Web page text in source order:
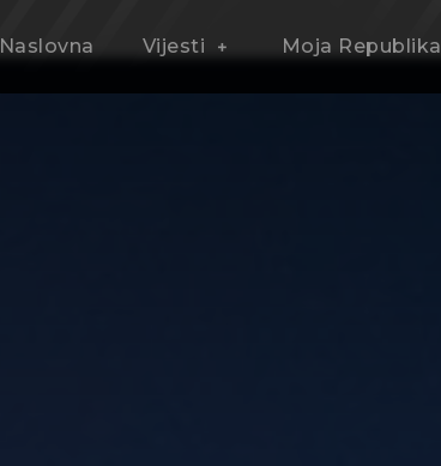
Naslovna Vijesti Moja Republika